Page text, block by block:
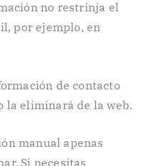
no restrinja el
por ejemplo, en
de contacto
la eliminará de la web.
manual apenas
Si necesitas